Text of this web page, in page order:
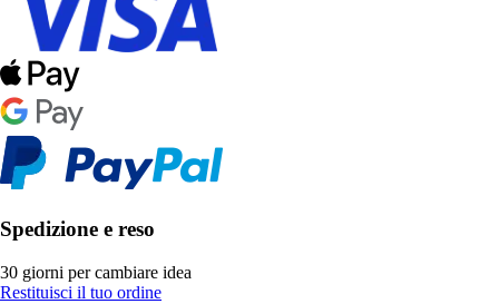
Spedizione e reso
30 giorni per cambiare idea
Restituisci il tuo ordine